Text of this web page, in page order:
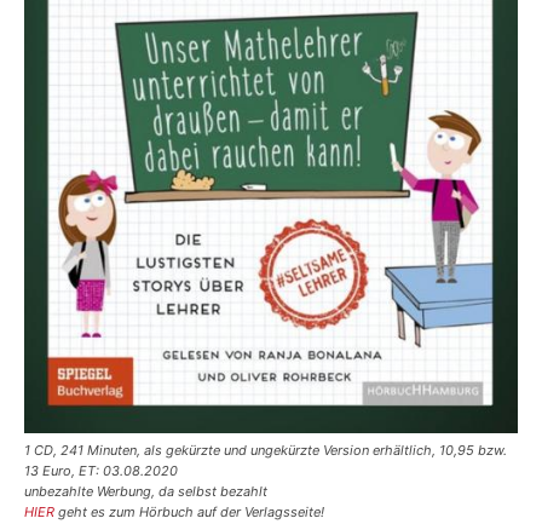
1 CD, 241 Minuten, als gekürzte und ungekürzte Version erhältlich, 10,95 bzw.
13 Euro, ET: 03.08.2020
unbezahlte Werbung, da selbst bezahlt
HIER geht es zum Hörbuch auf der Verlagsseite!